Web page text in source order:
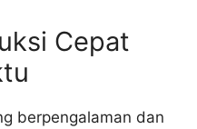
Cepat
berpengalaman dan